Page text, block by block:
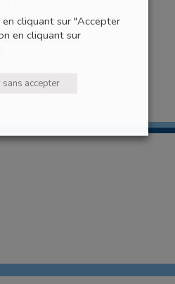
en-Laye
cliquant sur "Accepter
en cliquant sur
sans accepter